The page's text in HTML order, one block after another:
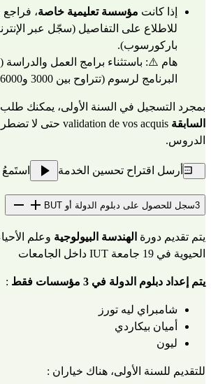
إذا كانت مؤسسة تعليمية خاصة
باركورسوب).
البرنامج لرسوم (تتراوح بين 3000 و6000 يورو).
بمجرد التسجيل في السنة الأولى، يمكنك طلب
السابقة
الدروس.
أرسل اقتراح تحسين الخدمة استَمعُ
3سجل للحصول على دبلوم الدولة أو BUT
يتم تقديم دورة الهندسة البيولوجية
الحيوية في 19 جامعة IUT داخل الجامعات
يتم إعداد دبلوم الدولة في 3 مؤسسات فقط :
شامبراي ليه تورز
أميان بيكاردي
ليون
للتقديم للسنة الأولى، هناك خياران :